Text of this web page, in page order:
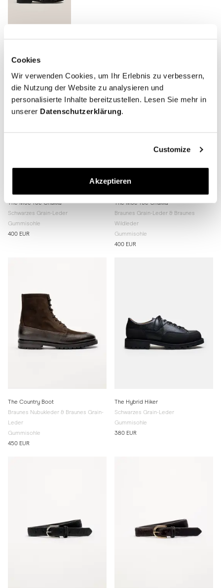
Cookies
Wir verwenden Cookies, um Ihr Erlebnis zu verbessern,
die Nutzung der Website zu analysieren und
personalisierte Inhalte bereitzustellen. Lesen Sie mehr in
unserer Datenschutzerklärung.
Customize
Akzeptieren
The Moc Toe Chukka
Schwarzes Grain-Leder
Gummisohle
400 EUR
The Moc Toe Chukka
Braunes Grain-Leder & Braunes
Wildleder
Gummisohle
400 EUR
The Country Boot
Braunes Nubukleder & Braunes Grain-
Leder
Gummisohle
450 EUR
The Hybrid Hiker
Schwarzes Grain-Leder
Gummisohle
380 EUR